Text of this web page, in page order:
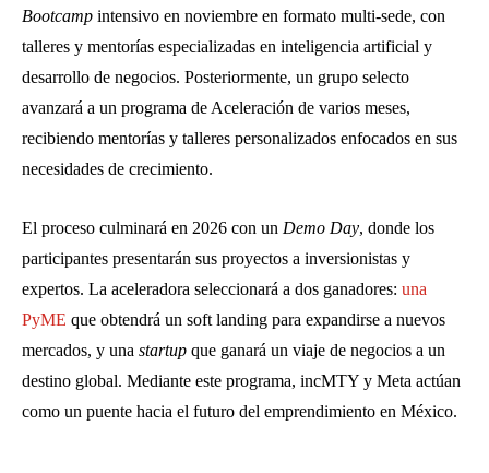
Bootcamp intensivo en noviembre en formato multi-sede, con
talleres y mentorías especializadas en inteligencia artificial y
desarrollo de negocios. Posteriormente, un grupo selecto
avanzará a un programa de Aceleración de varios meses,
recibiendo mentorías y talleres personalizados enfocados en sus
necesidades de crecimiento.
El proceso culminará en 2026 con un Demo Day, donde los
participantes presentarán sus proyectos a inversionistas y
expertos. La aceleradora seleccionará a dos ganadores: una
PyME que obtendrá un soft landing para expandirse a nuevos
mercados, y una startup que ganará un viaje de negocios a un
destino global. Mediante este programa, incMTY y Meta actúan
como un puente hacia el futuro del emprendimiento en México.